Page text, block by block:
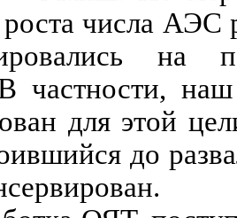
числа АЭС
на
В частности,
для этой
до